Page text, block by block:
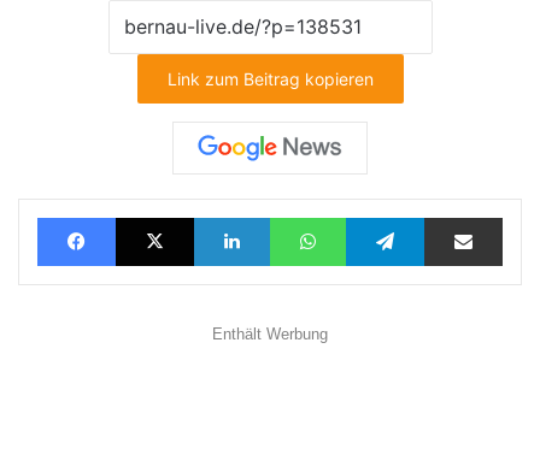
Link zum Beitrag kopieren
FacebookX LinkedInWhatsAppTelegramTeilen via E-Mail
Enthält Werbung